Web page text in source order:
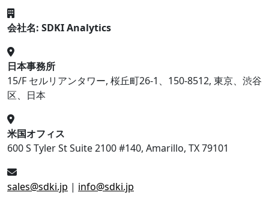
会社名: SDKI Analytics
日本事務所
15/F セルリアンタワー, 桜丘町26-1、150-8512, 東京、渋谷
区、日本
米国オフィス
600 S Tyler St Suite 2100 #140, Amarillo, TX 79101
sales@sdki.jp | info@sdki.jp